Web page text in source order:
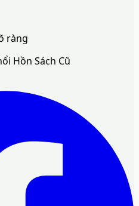
ràng
Hồn Sách Cũ